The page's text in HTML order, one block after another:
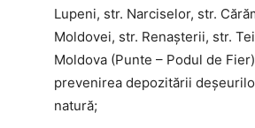
Lupeni, str. Narciselor, str.
Moldovei, str. Renașterii, str.
Moldova (Punte – Podul de
prevenirea depozitării
natură;